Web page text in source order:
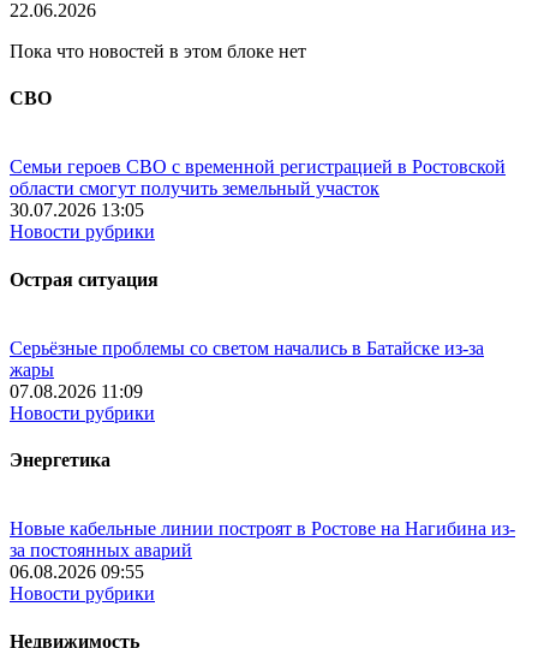
22.06.2026
Пока что новостей в этом блоке нет
СВО
Семьи героев СВО с временной регистрацией в Ростовской
области смогут получить земельный участок
30.07.2026 13:05
Новости рубрики
Острая ситуация
Серьёзные проблемы со светом начались в Батайске из-за
жары
07.08.2026 11:09
Новости рубрики
Энергетика
Новые кабельные линии построят в Ростове на Нагибина из-
за постоянных аварий
06.08.2026 09:55
Новости рубрики
Недвижимость